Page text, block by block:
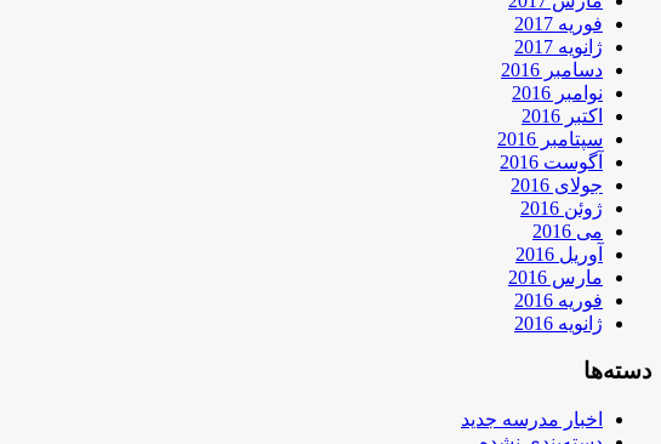
فوریه 2017
ژانویه 2017
دسامبر 2016
نوامبر 2016
اکتبر 2016
سپتامبر 2016
آگوست 2016
جولای 2016
ژوئن 2016
می 2016
آوریل 2016
مارس 2016
فوریه 2016
ژانویه 2016
دسته‌ها
اخبار مدرسه جدید